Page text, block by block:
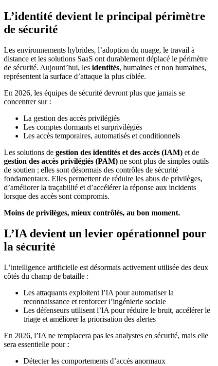
L’identité devient le principal périmètre
de sécurité
Les environnements hybrides, l’adoption du nuage, le travail à
distance et les solutions SaaS ont durablement déplacé le périmètre
de sécurité. Aujourd’hui, les identités, humaines et non humaines,
représentent la surface d’attaque la plus ciblée.
En 2026, les équipes de sécurité devront plus que jamais se
concentrer sur :
La gestion des accès privilégiés
Les comptes dormants et surprivilégiés
Les accès temporaires, automatisés et conditionnels
Les solutions de gestion des identités et des accès (IAM) et de
gestion des accès privilégiés (PAM) ne sont plus de simples outils
de soutien ; elles sont désormais des contrôles de sécurité
fondamentaux. Elles permettent de réduire les abus de privilèges,
d’améliorer la traçabilité et d’accélérer la réponse aux incidents
lorsque des accès sont compromis.
Moins de privilèges, mieux contrôlés, au bon moment.
L’IA devient un levier opérationnel pour
la sécurité
L’intelligence artificielle est désormais activement utilisée des deux
côtés du champ de bataille :
Les attaquants exploitent l’IA pour automatiser la
reconnaissance et renforcer l’ingénierie sociale
Les défenseurs utilisent l’IA pour réduire le bruit, accélérer le
triage et améliorer la priorisation des alertes
En 2026, l’IA ne remplacera pas les analystes en sécurité, mais elle
sera essentielle pour :
Détecter les comportements d’accès anormaux